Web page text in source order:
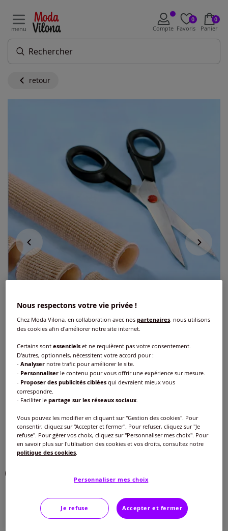
menu Compte
0
Favoris
0
Panier
retour
Protection douce des orteils découpable
Réf : 407.341.150
Couleur :beige
Taille unique - Le lot (2 pièces)
Nous respectons votre vie privée !
Chez Moda Vilona, en collaboration avec nospartenaires, nous utilisons
des cookies afin d'améliorer notre site internet.
Certains sontessentiels et ne requièrent pas votre consentement.
D'autres, optionnels, nécessitent votre accord pour :
-Analyser notre trafic pour améliorer le site.
- Personnaliser le contenu pour vous offrir une expérience sur mesure.
- Proposer des publicités ciblées qui devraient mieux vous
correspondre.
- Faciliter lepartage sur les réseaux sociaux
Vous pouvez les modifier en cliquant sur "Gestion des cookies". Pour
consentir, cliquez sur "Accepter et fermer". Pour refuser, cliquez sur "Je
refuse". Pour gérer vos choix, cliquez sur "Personnaliser mes choix". Pour
en savoir plus sur l'utilisation des cookies et vos droits, consultez notre
politique des cookies
Personnaliser mes choix
Je refuse Accepter et fermer